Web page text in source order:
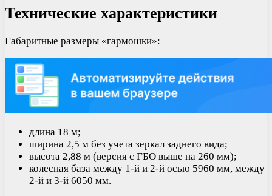
Технические характеристики
Габаритные размеры «гармошки»:
длина 18 м;
ширина 2,5 м без учета зеркал заднего вида;
высота 2,88 м (версия с ГБО выше на 260 мм);
колесная база между 1-й и 2-й осью 5960 мм, между
2-й и 3-й 6050 мм.